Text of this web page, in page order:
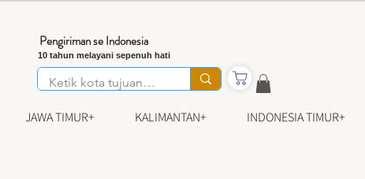
10 tahun melayani sepenuh hati
Pengiriman se Indonesia
JAWA TIMUR+ KALIMANTAN+ INDONESIA TIMUR+